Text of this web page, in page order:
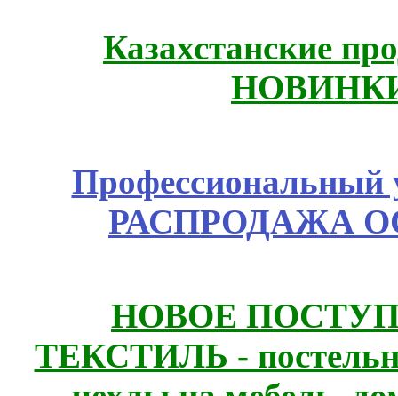
Казахстанские
Профессиональный
РАСПРОДАЖА
НОВОЕ
ТЕКСТИЛЬ -